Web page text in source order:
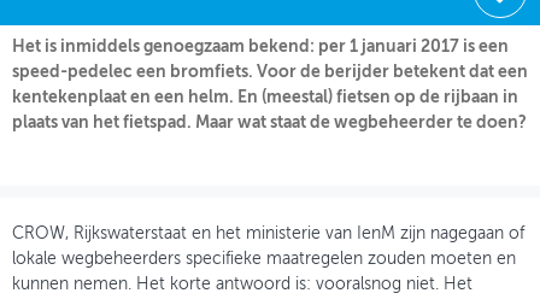
KENNISBANK
ADRESSENBOEK
OVER FIETSBERAAD
MIJN PROFIEL
GEBRUIKER
Het is inmiddels genoegzaam bekend: per 1 januari 2017 is een
speed-pedelec een bromfiets. Voor de berijder betekent dat een
kentekenplaat en een helm. En (meestal) fietsen op de rijbaan in
plaats van het fietspad. Maar wat staat de wegbeheerder te doen?
CROW, Rijkswaterstaat en het ministerie van IenM zijn nagegaan of
lokale wegbeheerders specifieke maatregelen zouden moeten en
kunnen nemen. Het korte antwoord is: vooralsnog niet. Het